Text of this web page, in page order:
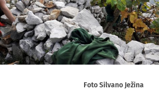
Foto Silvano Ježina